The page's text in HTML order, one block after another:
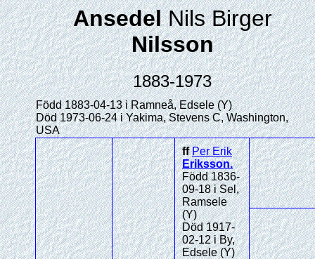
AnsedelNils Birger
Nilsson
1883-1973
Född 1883-04-13 i Ramneå, Edsele (Y)
Död 1973-06-24 i Yakima, Stevens C, Washington,
USA
ffPer Erik
Eriksson.
Född 1836-
09-18 i Sel,
Ramsele
(Y)
Död 1917-
02-12 i By,
Edsele (Y)